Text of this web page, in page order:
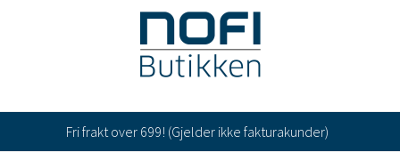
Fri frakt over 699! (Gjelder ikke fakturakunder)